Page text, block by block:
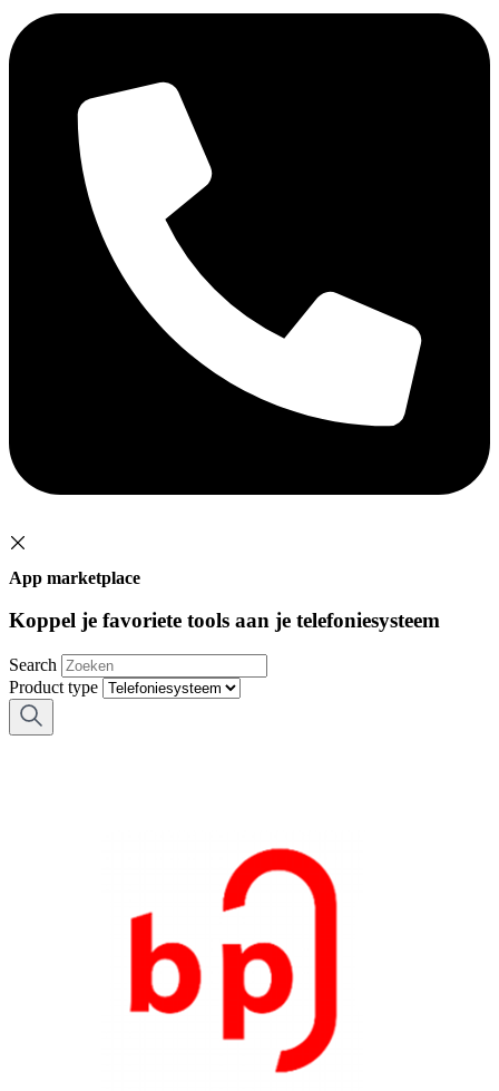
App marketplace
Koppel je favoriete tools aan je telefoniesysteem
Search
Product type